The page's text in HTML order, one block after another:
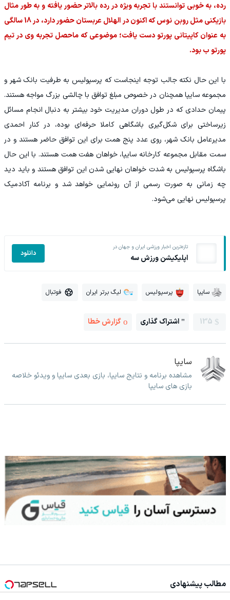
رده، به خوبی توانستند با تجربه ویژه در رده بالاتر حضور یافته و به طور مثال
بازیکنی مثل روبن نوس که اکنون در الهلال عربستان حضور دارد، در 18 سالگی
به عنوان کاپیتانی پورتو دست یافت؛ موضوعی که ماحصل تجربه وی در تیم
پورتو ب بود.
با این حال نکته جالب توجه اینجاست که پرسپولیس به طرفیت بانک شهر و
مجموعه سایپا همچنان در خصوص مبلغ توافق با چالشی بزرگ مواجه هستند.
پیمان حدادی که در طول دوران مدیریت خود بیشتر به دنبال انجام مسائل
زیرساختی برای شکل‌گیری باشگاهی کاملا حرفه‌ای بوده، در کنار احمدی
مدیرعامل بانک شهر، روی عدد پنج همت برای این توافق حاضر هستند و در
سمت مقابل مجموعه کارخانه سایپا، خواهان هفت همت هستند. با این حال
باشگاه پرسپولیس به شدت خواهان نهایی شدن این توافق هستند و باید دید
چه زمانی به صورت رسمی از آن رونمایی خواهد شد و برنامه آکادمیک
پرسپولیس نهایی می‌شود.
تازه‌ترین اخبار ورزشی ایران و جهان در
اپلیکیشن ورزش سه دانلود
سایپا پرسپولیس لیگ برتر ایران فوتبال
135 اشتراک گذاری گزارش خطا
سایپا
مشاهده برنامه و نتایج سایپا، بازی بعدی سایپا و ویدئو خلاصه
بازی های سایپا
مطالب پیشنهادی